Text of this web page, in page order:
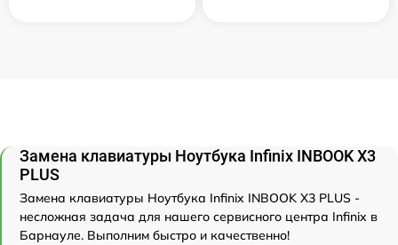
Замена клавиатуры Ноутбука Infinix INBOOK X3
PLUS
Замена клавиатуры Ноутбука Infinix INBOOK X3 PLUS -
несложная задача для нашего сервисного центра Infinix в
Барнауле. Выполним быстро и качественно!